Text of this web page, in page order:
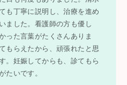
も丁寧に説明し、治療を進め
ました。看護師の方も優し
った言葉がたくさんありま
もらえたから、頑張れたと思
。妊娠してからも、診てもら
たいです。